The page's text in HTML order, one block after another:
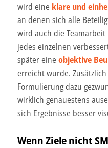
wird eine klare und
an denen sich alle
wird auch die
jedes einzelnen
später eine objektive
erreicht wurde.
Formulierung dazu
wirklich genauestens
sich Ergebnisse besser
Wenn Ziele nicht